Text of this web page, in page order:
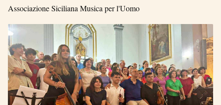
Associazione Siciliana Musica per l'Uomo